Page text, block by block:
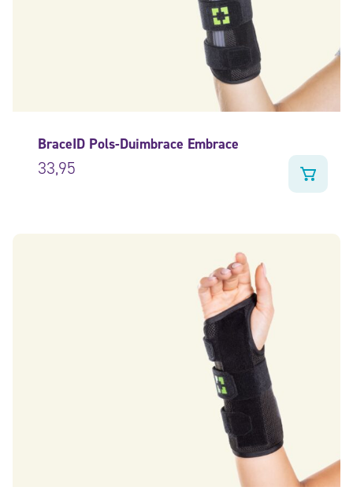
BraceID Pols-Duimbrace Embrace
33,95